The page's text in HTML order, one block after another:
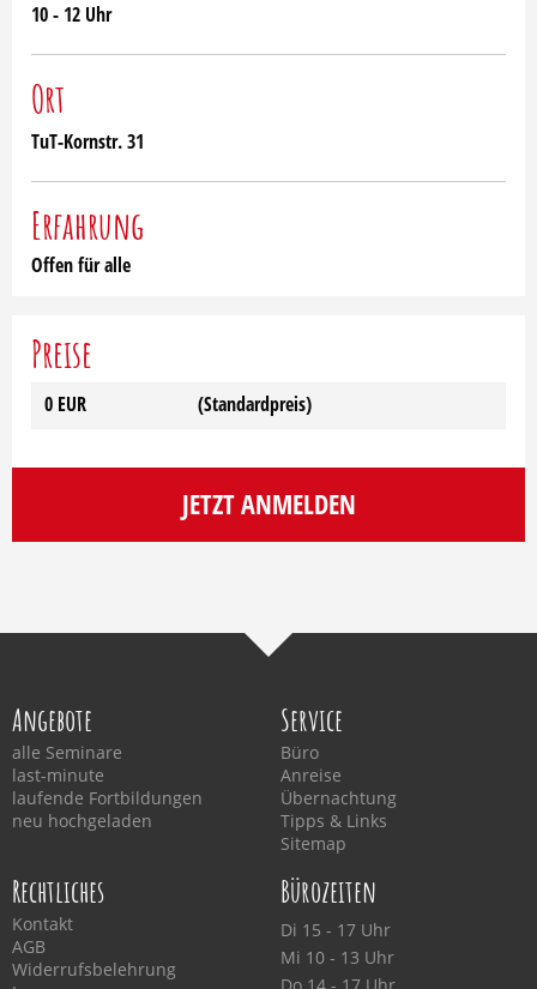
10 - 12 Uhr
Ort
TuT-Kornstr. 31
Erfahrung
Offen für alle
Preise
0 EUR (Standardpreis)
JETZT ANMELDEN
Angebote
alle Seminare
last-minute
laufende Fortbildungen
neu hochgeladen
Service
Büro
Anreise
Übernachtung
Tipps & Links
Sitemap
Rechtliches
Kontakt
AGB
Widerrufsbelehrung
Bürozeiten
Di 15 - 17 Uhr
Mi 10 - 13 Uhr